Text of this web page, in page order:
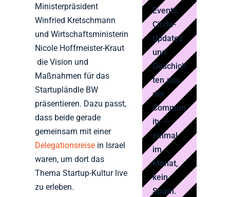
Ministerpräsident
Winfried Kretschmann
und Wirtschaftsministerin
Nicole Hoffmeister-Kraut
die Vision und
Maßnahmen für das
Startupländle BW
präsentieren. Dazu passt,
dass beide gerade
gemeinsam mit einer
Delegationsreise in Israel
waren, um dort das
Thema Startup-Kultur live
zu erleben.
Events,
Circle-
Updates
und
Geschich
ten aus
der
Commun
ity —
einmal
im
Monat,
kein
Spam.